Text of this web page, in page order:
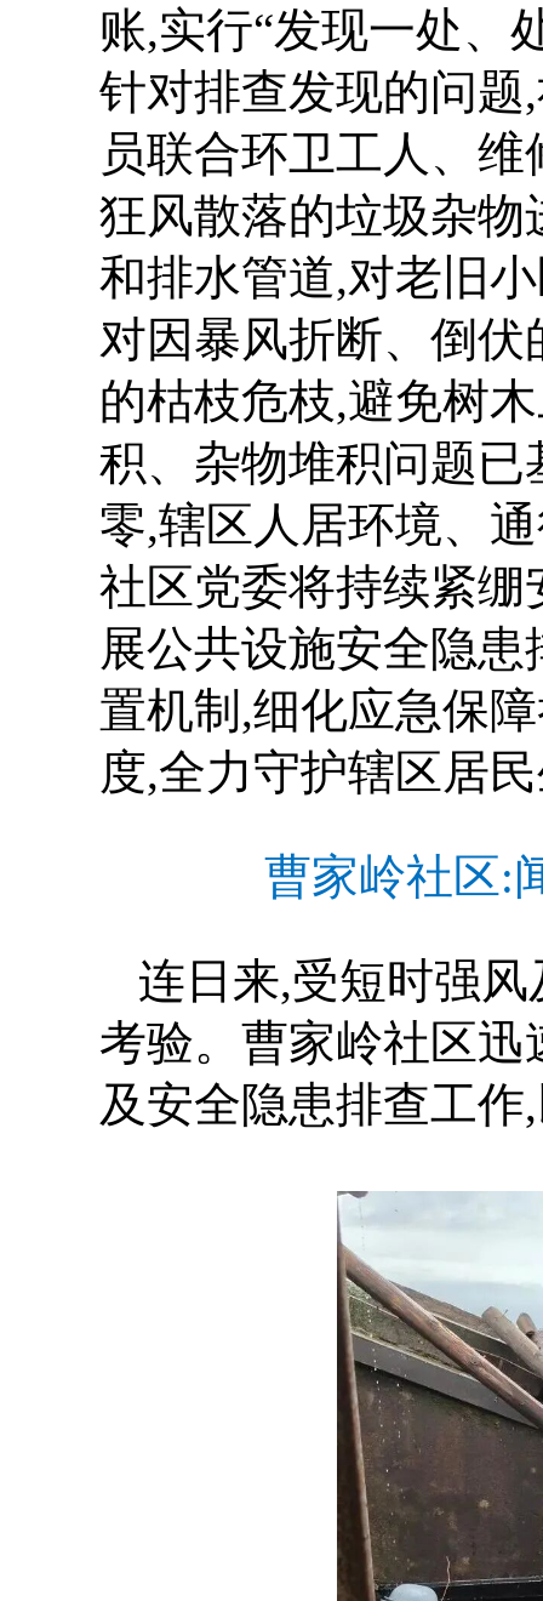
账,实行“发现一处、
针对排查发现的问
员联合环卫工人、
狂风散落的垃圾杂
和排水管道,对老旧
对因暴风折断、倒
的枯枝危枝,避免树
积、杂物堆积问题
零,辖区人居环境、
社区党委将持续紧
展公共设施安全隐
置机制,细化应急保
度,全力守护辖区居
曹家岭社区:
连日来,受短时强
考验。曹家岭社区
及安全隐患排查工